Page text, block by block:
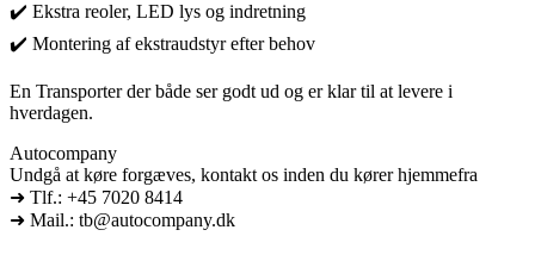
✔️ Ekstra reoler, LED lys og indretning
✔️ Montering af ekstraudstyr efter behov
En Transporter der både ser godt ud og er klar til at levere i
hverdagen.
Autocompany
Undgå at køre forgæves, kontakt os inden du kører hjemmefra
➜ Tlf.: +45 7020 8414
➜ Mail.: tb@autocompany.dk